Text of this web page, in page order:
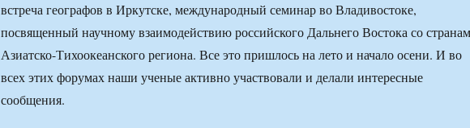
встреча географов в Иркутске, международный семинар во Владивостоке,
посвященный научному взаимодействию российского Дальнего Востока со
Азиатско-Тихоокеанского региона. Все это пришлось на лето и начало осени. И во
всех этих форумах наши ученые активно участвовали и делали интересные
сообщения.